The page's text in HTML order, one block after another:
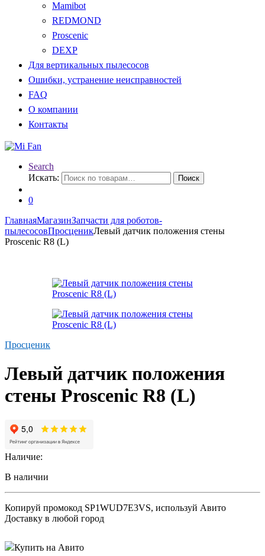
Mamibot
REDMOND
Proscenic
DEXP
Для вертикальных пылесосов
Ошибки, устранение неисправностей
FAQ
О компании
Контакты
Search
Искать:
Поиск
0
ГлавнаяМагазинЗапчасти для роботов-
пылесосовПросценикЛевый датчик положения стены
Proscenic R8 (L)
Просценик
Левый датчик положения
стены Proscenic R8 (L)
Наличие:
В наличии
Копируй промокод SP1WUD7E3VS, используй Авито
Доставку в любой город
Купить на Авито